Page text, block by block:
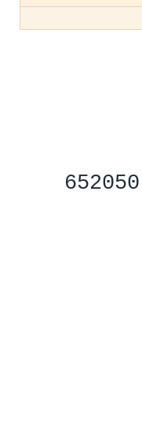
652050